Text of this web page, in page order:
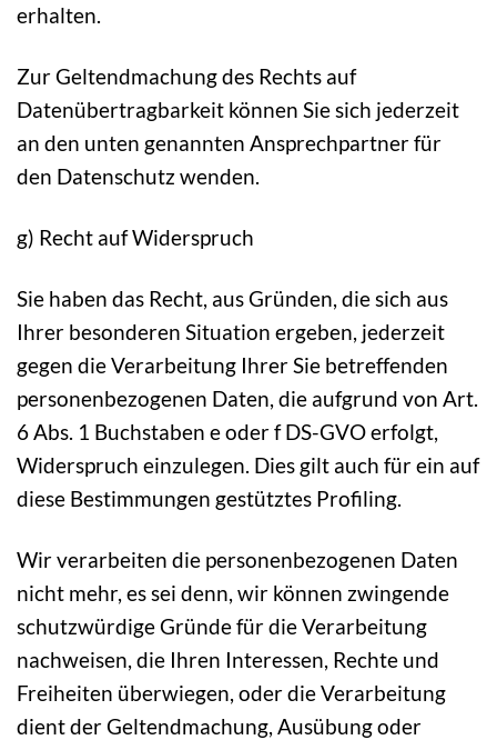
erhalten.
Zur Geltendmachung des Rechts auf
Datenübertragbarkeit können Sie sich jederzeit
an den unten genannten Ansprechpartner für
den Datenschutz wenden.
g) Recht auf Widerspruch
Sie haben das Recht, aus Gründen, die sich aus
Ihrer besonderen Situation ergeben, jederzeit
gegen die Verarbeitung Ihrer Sie betreffenden
personenbezogenen Daten, die aufgrund von Art.
6 Abs. 1 Buchstaben e oder f DS-GVO erfolgt,
Widerspruch einzulegen. Dies gilt auch für ein auf
diese Bestimmungen gestütztes Profiling.
Wir verarbeiten die personenbezogenen Daten
nicht mehr, es sei denn, wir können zwingende
schutzwürdige Gründe für die Verarbeitung
nachweisen, die Ihren Interessen, Rechte und
Freiheiten überwiegen, oder die Verarbeitung
dient der Geltendmachung, Ausübung oder